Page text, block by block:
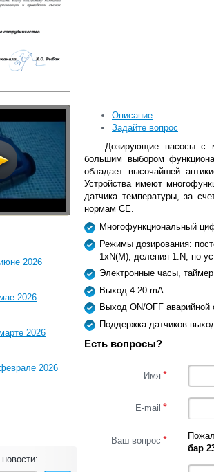
2026
2026
2026
2026
Описание
Задайте вопрос
Дозирующие насосы с
большим выбором
обладает высочайшей
Устройства имеют
датчика температуры, за
нормам CE.
Многофункциональный
Режимы дозирования:
1xN(M), деления 1:N; по
Электронные часы,
Выход 4-20 mA
Выход ON/OFF аварийной
Поддержка датчиков
Есть вопросы?
Имя *
E-mail *
Ваш вопрос *
бар